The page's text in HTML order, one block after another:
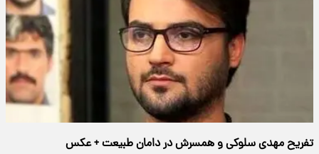
تفریح مهدی سلوکی و همسرش در دامان طبیعت + عکس